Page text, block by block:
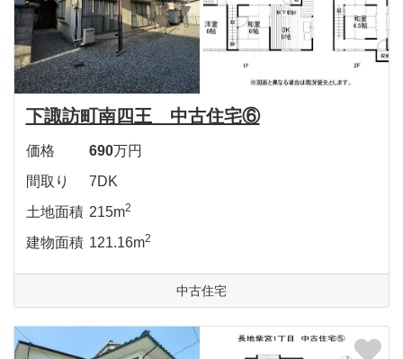
下諏訪町南四王 中古住宅⑥
価格 690万円
間取り
7DK
土地面積 215m2
建物面積 121.16m2
中古住宅